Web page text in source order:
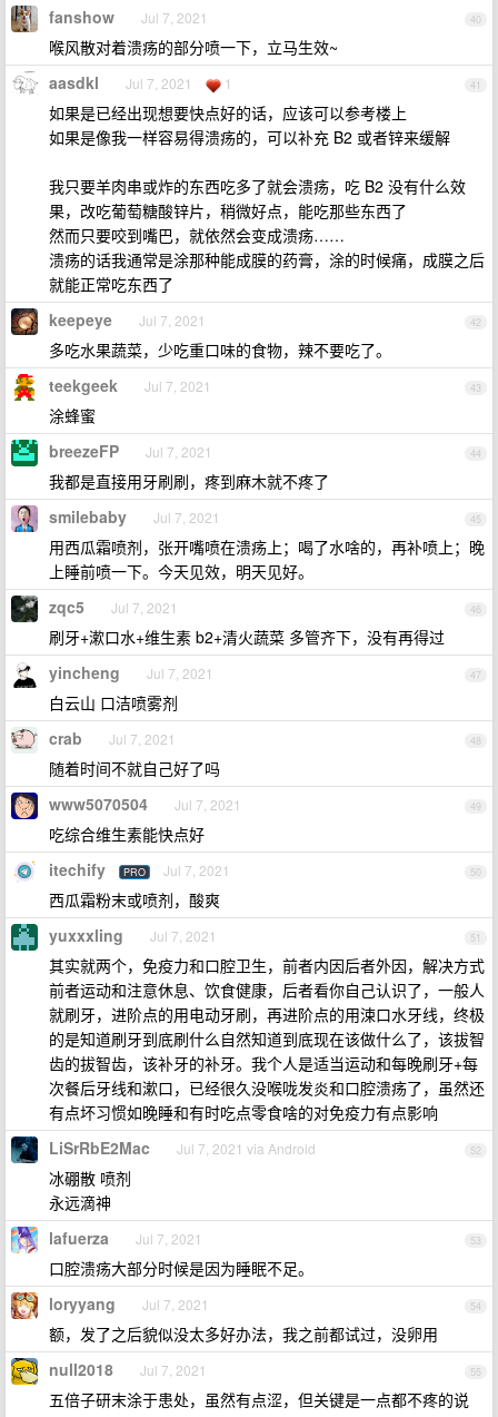
40
fanshow Jul 7, 2021
喉风散对着溃疡的部分喷一下，立马生效~
41
aasdkl Jul 7, 2021 1
如果是已经出现想要快点好的话，应该可以参考楼上
如果是像我一样容易得溃疡的，可以补充 B2 或者锌来缓解
我只要羊肉串或炸的东西吃多了就会溃疡，吃 B2 没有什么效
果，改吃葡萄糖酸锌片，稍微好点，能吃那些东西了
然而只要咬到嘴巴，就依然会变成溃疡……
溃疡的话我通常是涂那种能成膜的药膏，涂的时候痛，成膜之后
就能正常吃东西了
42
keepeye Jul 7, 2021
多吃水果蔬菜，少吃重口味的食物，辣不要吃了。
43
teekgeek Jul 7, 2021
涂蜂蜜
44
breezeFP Jul 7, 2021
我都是直接用牙刷刷，疼到麻木就不疼了
45
smilebaby Jul 7, 2021
用西瓜霜喷剂，张开嘴喷在溃疡上；喝了水啥的，再补喷上；晚
上睡前喷一下。今天见效，明天见好。
46
zqc5 Jul 7, 2021
刷牙+漱口水+维生素 b2+清火蔬菜 多管齐下，没有再得过
47
yincheng Jul 7, 2021
白云山 口洁喷雾剂
48
crab Jul 7, 2021
随着时间不就自己好了吗
49
www5070504 Jul 7, 2021
吃综合维生素能快点好
50
itechify PRO Jul 7, 2021
西瓜霜粉末或喷剂，酸爽
51
yuxxxling Jul 7, 2021
其实就两个，免疫力和口腔卫生，前者内因后者外因，解决方式
前者运动和注意休息、饮食健康，后者看你自己认识了，一般人
就刷牙，进阶点的用电动牙刷，再进阶点的用涑口水牙线，终极
的是知道刷牙到底刷什么自然知道到底现在该做什么了，该拔智
齿的拔智齿，该补牙的补牙。我个人是适当运动和每晚刷牙+每
次餐后牙线和漱口，已经很久没喉咙发炎和口腔溃疡了，虽然还
有点坏习惯如晚睡和有时吃点零食啥的对免疫力有点影响
52
LiSrRbE2Mac Jul 7, 2021 via Android
冰硼散 喷剂
永远滴神
53
lafuerza Jul 7, 2021
口腔溃疡大部分时候是因为睡眠不足。
54
loryyang Jul 7, 2021
额，发了之后貌似没太多好办法，我之前都试过，没卵用
55
null2018 Jul 7, 2021
五倍子研末涂于患处，虽然有点涩，但关键是一点都不疼的说